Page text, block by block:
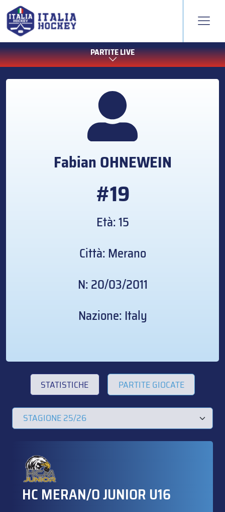
PARTITE LIVE
FabianOHNEWEIN
#19
Età: 15
Città: Merano
N: 20/03/2011
Nazione: Italy
STATISTICHE PARTITE GIOCATE
HC MERAN/O JUNIOR U16